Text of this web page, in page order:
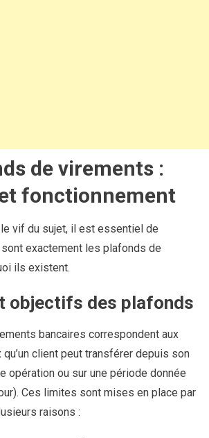
de virements :
fonctionnement
le vif du sujet, il est essentiel de
exactement les plafonds de
ils existent.
objectifs des plafonds
bancaires correspondent aux
client peut transférer depuis son
opération ou sur une période donnée
Ces limites sont mises en place par
raisons :